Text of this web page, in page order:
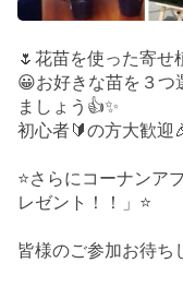
🌷花苗を使った寄
😀お好きな苗を３つ
ましょう👍✨
初心者🔰の方大歓迎
⭐さらにコーナンア
レゼント！！」⭐
皆様のご参加お待ち